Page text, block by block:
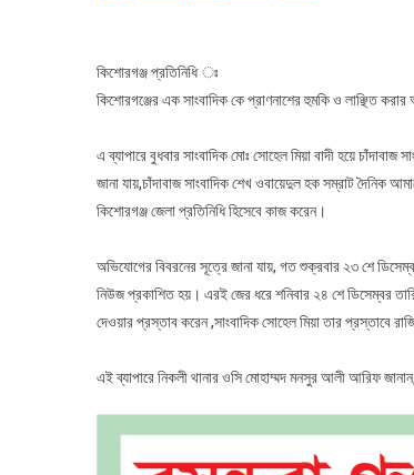
কিশোরগঞ্জ প্রতিনিধি ঃ
কিশোরগঞ্জের এক সাংবাদিক কে প্রাণনাশের হুমকি ও লাঞ্ছিত
এ ব্যাপারে বুধবার সাংবাদিক মোঃ সোহেল মিয়া বাদী হয়ে
জানা যায়,চাঁদাবাজ সাংবাদিক শেখ ওবায়েদুল হক সম্রাট দৈনিক
কিশোরগঞ্জ জেলা প্রতিনিধি হিসেবে কাজ করেন।
অভিযোগের বিবরনের সূত্রে জানা যায়, গত শুক্রবার ২৩ শে
নিউজ প্রকাশিত হয়। এরই জের ধরে শনিবার ২৪ শে ডিসেম্বর
দেওয়ার প্রস্তাব করেন ,সাংবাদিক সোহেল মিয়া তার প্রস্তাবে
এই ব্যাপারে নিকলী থানার ওসি মোহাম্মদ মনসুর আলী আরিফ